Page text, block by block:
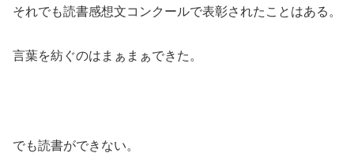
それでも読書感想文コンクールで表彰されたことはある。
言葉を紡ぐのはまぁまぁできた。
でも読書ができない。